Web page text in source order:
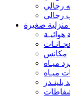
رجالي
رجالي
منزلية صغيرة
هوائيـة
مكانس
ميـاه
ميـاه
بلينـدر